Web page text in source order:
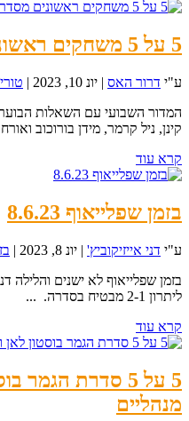
5 על 5 משחקים ראשונים מסדרת הגמר
ע"י דרור האס | יונ 10, 2023 |
המדור השבועי עם השאלות
קינן, ניל קרמר, מידן בורוכוב
קרא עוד
בזמן שפלייאוף 8.6.23
ע"י דני אייזיקוביץ' | יונ 8, 2023 |
ליתרון 2-1 מבטיח בסדרה. ...
קרא עוד
5 על 5 סדרת הגמר
מנהליים